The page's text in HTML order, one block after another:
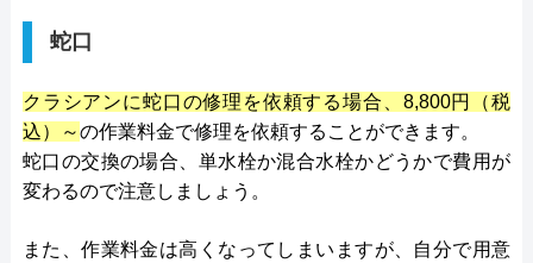
蛇口
クラシアンに蛇口の修理を依頼する場合、8,800円（税
込）～の作業料金で修理を依頼することができます。
蛇口の交換の場合、単水栓か混合水栓かどうかで費用が
変わるので注意しましょう。
また、作業料金は高くなってしまいますが、自分で用意